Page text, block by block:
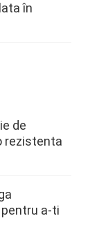
în
de
rezistenta
a-ti